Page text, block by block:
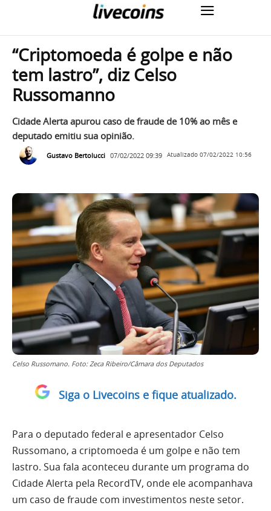
“Criptomoeda é golpe e não
tem lastro”, diz Celso
Russomanno
Cidade Alerta apurou caso de fraude de 10% ao mês e
deputado emitiu sua opinião.
Gustavo Bertolucci 07/02/2022 09:39 Atualizado 07/02/2022 10:56
Celso Russomano. Foto: Zeca Ribeiro/Câmara dos Deputados
Siga o Livecoins e fique atualizado.
Para o deputado federal e apresentador Celso
Russomano, a criptomoeda é um golpe e não tem
lastro. Sua fala aconteceu durante um programa do
Cidade Alerta pela RecordTV, onde ele acompanhava
um caso de fraude com investimentos neste setor.